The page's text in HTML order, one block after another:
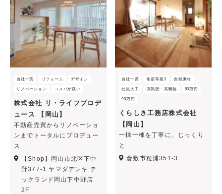
自社一貫 リフォーム デザイン
リノベーション コスパが良い
株式会社 リ・ライフプロデ
ュース 【岡山】
不動産売買からリノベーショ
ンまでトータルにプロデュー
ス
【Shop】岡山市北区下中
野377-1 ヤマダデンキ テ
ックランド岡山下中野店
2F
自社一貫 耐震等級3 自然素材
社員大工 高気密・高断熱 80万円
90万円
くらしき工務店株式会社
【岡山】
一棟一棟を丁寧に、じっくり
と
倉敷市粒浦351-3